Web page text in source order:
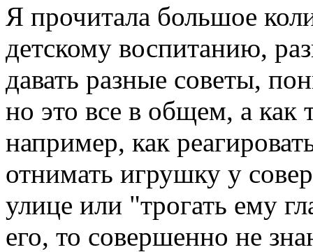
Я прочитала большое
детскому воспитанию,
давать разные советы,
но это все в общем, а как
например, как
отнимать игрушку у
улице или "трогать ему
его, то совершенно не